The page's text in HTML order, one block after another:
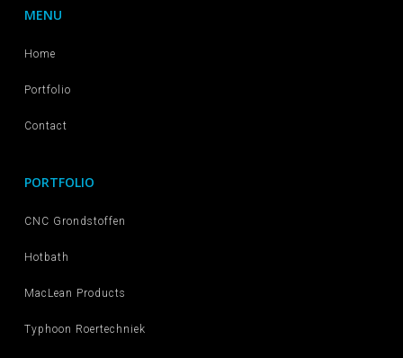
MENU
Home
Portfolio
Contact
PORTFOLIO
CNC Grondstoffen
Hotbath
MacLean Products
Typhoon Roertechniek